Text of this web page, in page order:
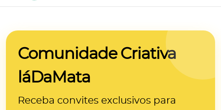
Comunidade Criativa
láDaMata
Receba convites exclusivos para